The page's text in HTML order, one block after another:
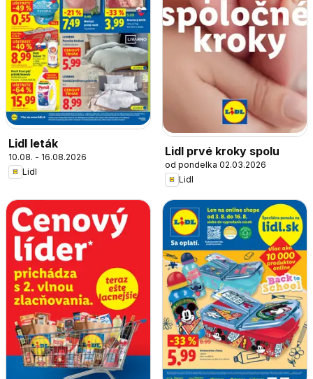
Lidl leták
10.08. - 16.08.2026
Lidl
Lidl prvé kroky spolu
od pondelka 02.03.2026
Lidl